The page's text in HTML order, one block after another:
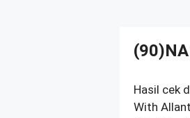
Hasil cek
With